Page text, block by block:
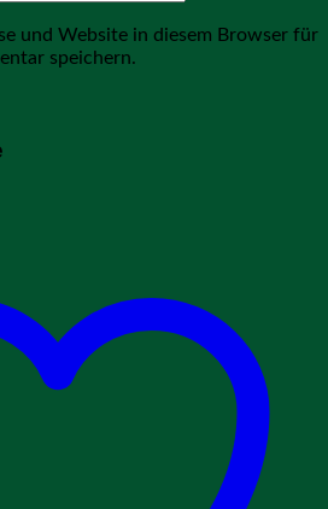
und Website in diesem Browser für
speichern.